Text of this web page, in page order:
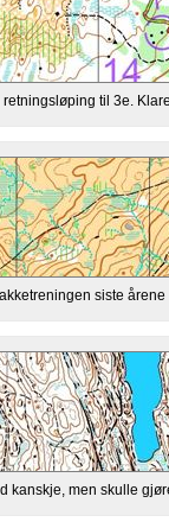
til 3e.
siste
kanskje, men skulle